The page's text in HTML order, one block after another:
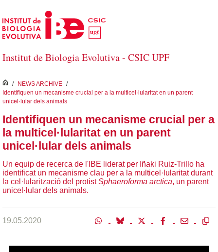
Salta al contingut principal
Institut de Biologia Evolutiva - CSIC UPF
inici
/ NEWS ARCHIVE /
Identifiquen un mecanisme crucial per a la multicel·lularitat en un parent
unicel·lular dels animals
Identifiquen un mecanisme crucial per a
la multicel·lularitat en un parent
unicel·lular dels animals
Un equip de recerca de l'IBE liderat per Iñaki Ruiz-Trillo ha
identificat un mecanisme clau per a la multicel·lularitat durant
la cel·lularització del protistSphaeroforma arctica, un parent
unicel·lular dels animals.
19.05.2020